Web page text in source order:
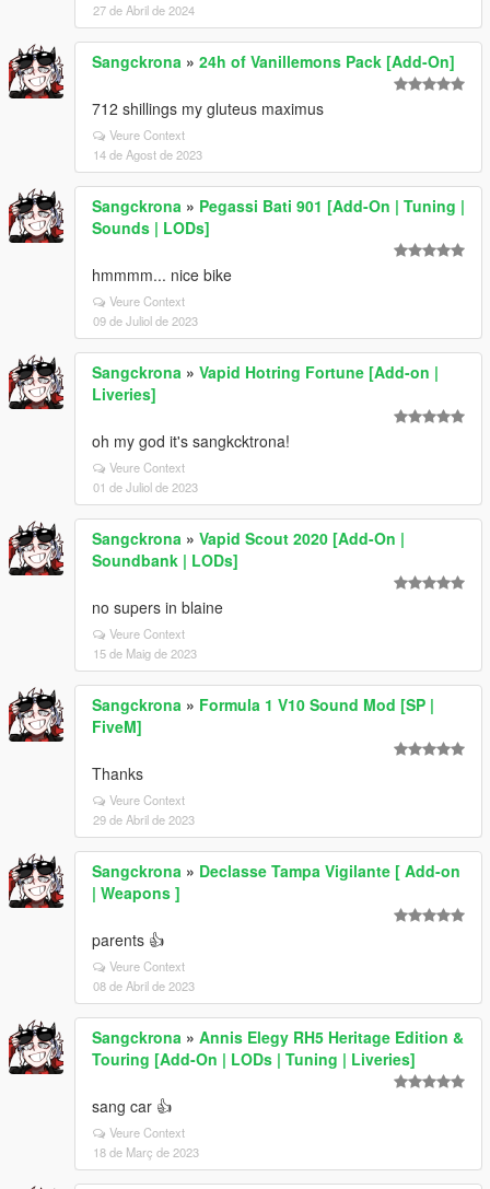
27 de Abril de 2024
Sangckrona » 24h of Vanillemons Pack [Add-On]
712 shillings my gluteus maximus
Veure Context
14 de Agost de 2023
Sangckrona » Pegassi Bati 901 [Add-On | Tuning |
Sounds | LODs]
hmmmm... nice bike
Veure Context
09 de Juliol de 2023
Sangckrona » Vapid Hotring Fortune [Add-on |
Liveries]
oh my god it's sangkcktrona!
Veure Context
01 de Juliol de 2023
Sangckrona » Vapid Scout 2020 [Add-On |
Soundbank | LODs]
no supers in blaine
Veure Context
15 de Maig de 2023
Sangckrona » Formula 1 V10 Sound Mod [SP |
FiveM]
Thanks
Veure Context
29 de Abril de 2023
Sangckrona » Declasse Tampa Vigilante [ Add-on
| Weapons ]
parents 👍
Veure Context
08 de Abril de 2023
Sangckrona » Annis Elegy RH5 Heritage Edition &
Touring [Add-On | LODs | Tuning | Liveries]
sang car 👍
Veure Context
18 de Març de 2023